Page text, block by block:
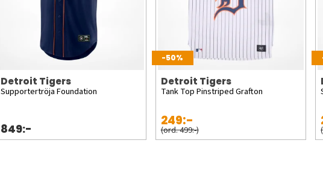
Detroit Tigers
Supportertröja Foundation
849:-
-50%
Detroit Tigers
Tank Top Pinstriped Grafton
249:-
(ord. 499:-)